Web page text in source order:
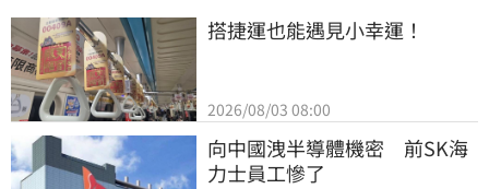
搭捷運也能遇見小幸運！
2026/08/03 08:00
向中國洩半導體機密　前SK海
力士員工慘了